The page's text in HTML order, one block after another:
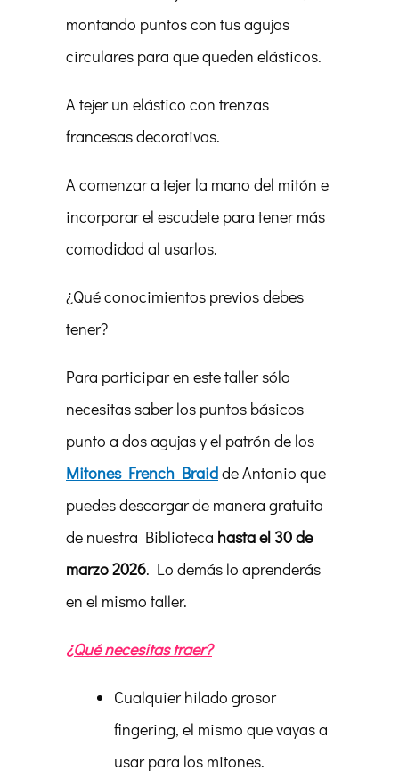
montando puntos con tus agujas
circulares para que queden elásticos.
A tejer un elástico con trenzas
francesas decorativas.
A comenzar a tejer la mano del mitón e
incorporar el escudete para tener más
comodidad al usarlos.
¿Qué conocimientos previos debes
tener?
Para participar en este taller sólo
necesitas saber los puntos básicos
punto a dos agujas y el patrón de los
Mitones French Braidde Antonio que
puedes descargar de manera gratuita
de nuestra Biblioteca hasta el 30 de
marzo 2026. Lo demás lo aprenderás
en el mismo taller.
¿Qué necesitas traer?
Cualquier hilado grosor
fingering, el mismo que vayas a
usar para los mitones.